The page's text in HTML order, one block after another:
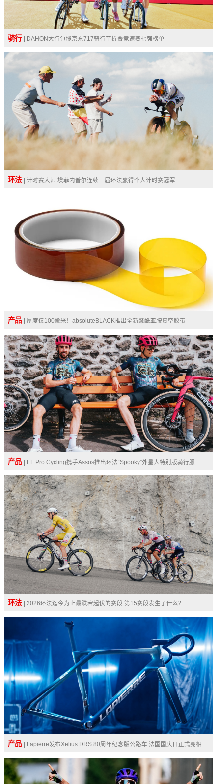
骑行 | DAHON大行包揽京东717骑行节折叠竞速赛七强榜单
环法 | 计时赛大师 埃菲内普尔连续三届环法赢得个人计时赛冠军
产品 | 厚度仅100微米！absoluteBLACK推出全新聚酰亚胺真空胶带
产品 | EF Pro Cycling携手Assos推出环法“Spooky”外星人特别版骑行服
环法 | 2026环法迄今为止最跌宕起伏的赛段 第15赛段发生了什么？
产品 | Lapierre发布Xelius DRS 80周年纪念版公路车 法国国庆日正式亮相